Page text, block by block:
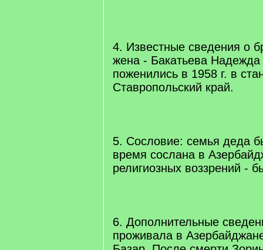
4. Известные сведения о
жена - Бакатьева
поженились в 1958 г. в
Ставропольский край.
5. Сословие: семья деда
время сослана в
религиозных воззрений -
6. Дополнительные
проживала в